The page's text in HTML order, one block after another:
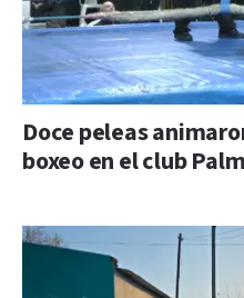
Doce peleas
boxeo en el club